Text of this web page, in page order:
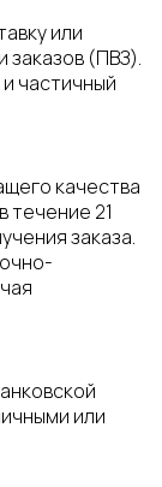
или
заказов (ПВЗ).
частичный
качества
течение 21
заказа.
или